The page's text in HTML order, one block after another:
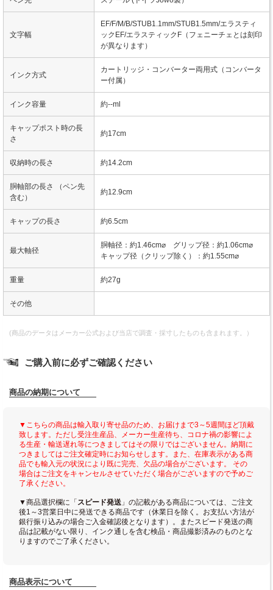
文字幅
EF/F/M/B/STUB1.1mm/STUB1.5mm/エラスティ
ックEF/エラスティックF（フェニーチェとは刻印
が異なります）
インク方式
カートリッジ・コンバーター両用式（コンバータ
ー付属）
インク容量 約--ml
キャップポスト時の長
さ
約17cm
収納時の長さ 約14.2cm
胴軸部の長さ （ペン先
含む）
約12.9cm
キャップの長さ 約6.5cm
最大軸径
胴軸径：約1.46cm⌀ グリップ径：約1.06cm⌀
キャップ径（クリップ除く）：約1.55cm⌀
重量 約27g
その他
(商品のデータはメーカー公式および当店で調査・採寸したものも含まれます。）
ご購入前に必ずご確認ください
商品の納期について
▼こちらの商品は輸入取り寄せ品のため、お届けまで3～5週間ほど頂戴
致します。ただし受注生産品、メーカー生産待ち、コロナ禍の影響によ
る生産・輸送遅れ等につきましてはその限りではございません。納期に
つきましてはご注文確定時にお知らせします。また、在庫表示がある商
品でも輸入元の状況により既に完売、欠品の場合がございます。 その
場合はご注文をキャンセルさせていただく場合がございますので予めご
了承ください。
▼商品選択欄に「 スピード発送 」の記載がある商品については、ご注文
後1～3営業日中に発送できる商品です（休業日を除く。お支払い方法が
銀行振り込みの場合ご入金確認後となります）。またスピード発送の商
品は記載がない限り、インク通しを含む検品・商品撮影済みのものとな
りますのでご了承ください。
商品表示について